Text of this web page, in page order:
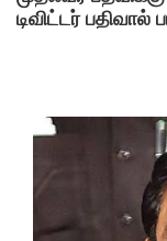
டிவிட்டர் பதிவால்